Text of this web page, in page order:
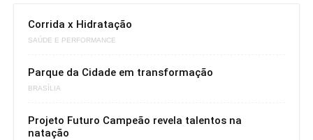
Corrida x Hidratação
SAÚDE E PERFORMANCE
Parque da Cidade em transformação
BRASÍLIA
Projeto Futuro Campeão revela talentos na
natação